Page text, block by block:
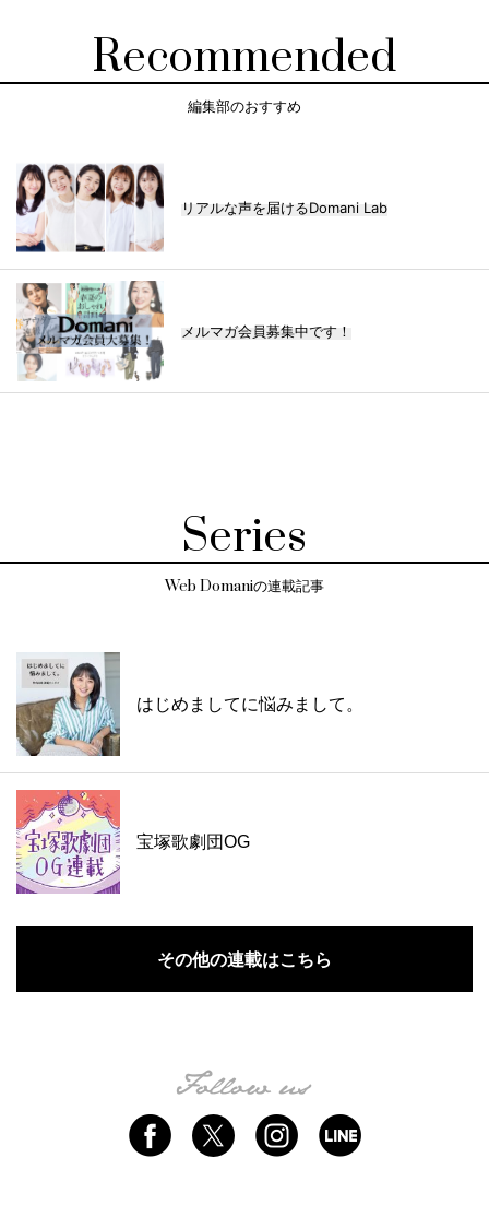
Recommended
編集部のおすすめ
リアルな声を届けるDomani Lab
メルマガ会員募集中です！
Series
Web Domaniの連載記事
はじめましてに悩みまして。
宝塚歌劇団OG
その他の連載はこちら